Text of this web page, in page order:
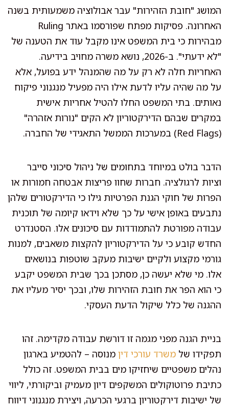
המושג "חובת הזהירות" עבר אבולוציה משמעותית בשנה
האחרונה. פסיקות מפתח שפורסמו באתר Ruling
מבהירות כי בית המשפט אינו מקבל עוד את הטענה של
"לא ידעתי". ב-2026, נושא משרה מחויב בידיעה.
האחריות חלה לא רק על מה שהמנהל ידע בפועל, אלא
על מה שהיה עליו לדעת אילו היה מפעיל מנגנוני פיקוח
נאותים. בתי המשפט החלו להטיל אחריות אישית
במקרים שבהם הדירקטוריון לא הקים "נורות אזהרה"
(Red Flags) במערכות הממשל התאגידי של החברה.
הדבר בולט במיוחד בתחומים של ניהול סיכוני סייבר
וציות לרגולציה. חברות שחוו פריצות אבטחה חמורות או
הפרות של חוקי הגנת הפרטיות גילו כי הדירקטורים שלהן
נתבעים באופן אישי על כך שלא וידאו קיומה של תוכנית
עבודה מפורטת להתמודדות עם סיכונים אלו. הסטנדרט
החדש קובע כי על הדירקטוריון להקצות משאבים, למנות
גורמי מקצוע ולקיים ישיבות מעקב שוטפות בנושאים
אלו. מי שלא יעשה כן, מסתכן בכך שבית המשפט יקבע
כי הוא הפר את חובת הזהירות שלו, ובכך יסיר מעליו את
ההגנה של כלל שיקול הדעת העסקי.
בניית הגנה מפני מגמה זו דורשת עבודה מקדימה. זהו
תפקידו של משרד עורכי דין מנוסה – להטמיע בארגון
נהלים משפטיים שיחזיקו מים בבית המשפט. זה כולל
כתיבת פרוטוקולים המשקפים דיון מעמיק וביקורתי, ליווי
של ישיבות דירקטוריון ברגעי הכרעה, ויצירת מנגנוני דיווח